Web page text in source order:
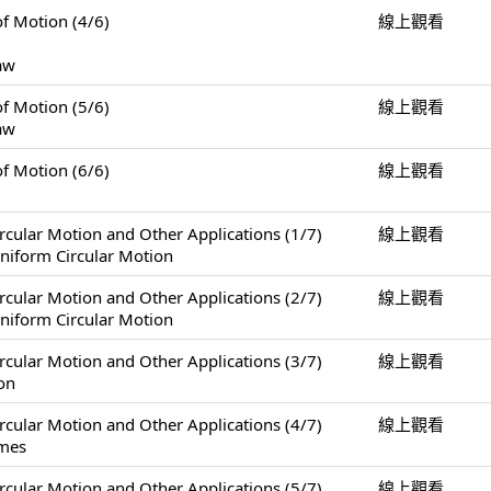
Motion (4/6)
線上觀看
Motion (5/6)
線上觀看
Motion (6/6) 線上觀看
Motion and Other Applications (1/7)
Circular Motion
線上觀看
Motion and Other Applications (2/7)
Circular Motion
線上觀看
Motion and Other Applications (3/7)
線上觀看
Motion and Other Applications (4/7)
線上觀看